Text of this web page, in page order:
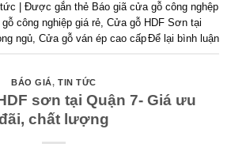
Được gắn thẻ Báo giã cửa gỗ công nghệp
công nghiệp giá rẻ, Cửa gỗ HDF Sơn tại
ngủ, Cửa gỗ ván ép cao cấpĐể lại bình luận
BÁO GIÁ,TIN TỨC
sơn tại Quận 7- Giá ưu
chất lượng